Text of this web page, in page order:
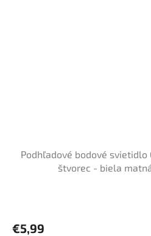
Podhľadové bodové svietidlo
štvorec - biela
€5,99